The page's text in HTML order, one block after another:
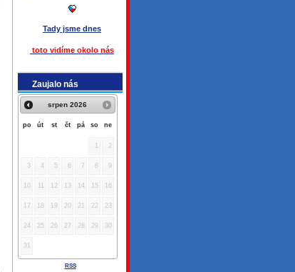
Tady jsme dnes
toto vidíme okolo nás
Zaujalo nás
srpen 2026
po út st čt pá so ne
1 2
3 4 5 6 7 8 9
10 11 12 13 14 15 16
17 18 19 20 21 22 23
24 25 26 27 28 29 30
31
RSS